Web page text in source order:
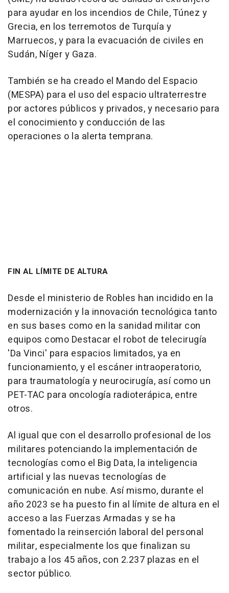
para ayudar en los incendios de Chile, Túnez y
Grecia, en los terremotos de Turquía y
Marruecos, y para la evacuación de civiles en
Sudán, Níger y Gaza.
También se ha creado el Mando del Espacio
(MESPA) para el uso del espacio ultraterrestre
por actores públicos y privados, y necesario para
el conocimiento y conducción de las
operaciones o la alerta temprana.
FIN AL LÍMITE DE ALTURA
Desde el ministerio de Robles han incidido en la
modernización y la innovación tecnológica tanto
en sus bases como en la sanidad militar con
equipos como Destacar el robot de telecirugía
'Da Vinci' para espacios limitados, ya en
funcionamiento, y el escáner intraoperatorio,
para traumatología y neurocirugía, así como un
PET-TAC para oncología radioterápica, entre
otros.
Al igual que con el desarrollo profesional de los
militares potenciando la implementación de
tecnologías como el Big Data, la inteligencia
artificial y las nuevas tecnologías de
comunicación en nube. Así mismo, durante el
año 2023 se ha puesto fin al límite de altura en el
acceso a las Fuerzas Armadas y se ha
fomentado la reinserción laboral del personal
militar, especialmente los que finalizan su
trabajo a los 45 años, con 2.237 plazas en el
sector público.